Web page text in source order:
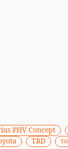
PHV Concept
TRD ร